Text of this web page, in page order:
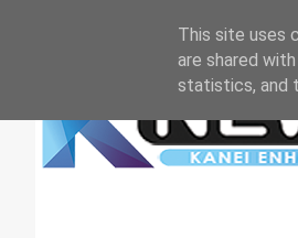
This site uses
are shared
statistics, and